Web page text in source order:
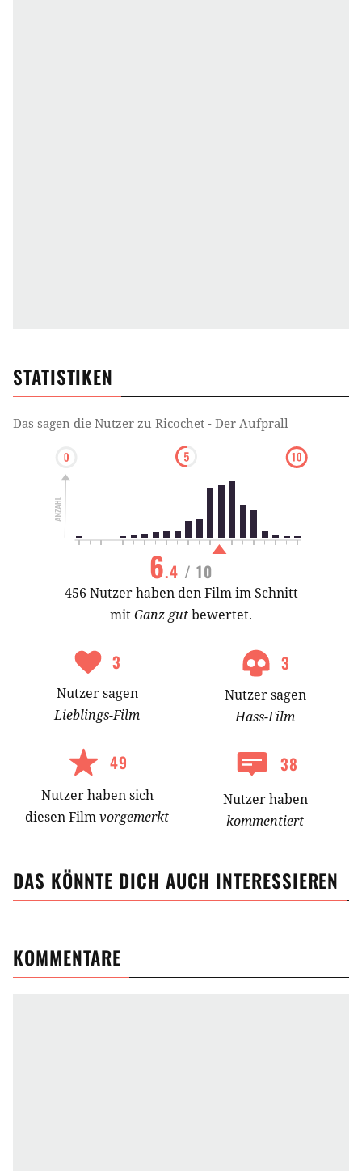
STATISTIKEN
Das sagen die Nutzer zu Ricochet - Der Aufprall
6.4 / 10
456 Nutzer haben den Film im Schnitt
mitGanz gutbewertet.
3
Nutzersagen
Lieblings-Film
3
Nutzersagen
Hass-Film
49
Nutzerhabensich
diesen Filmvorgemerkt
38
Nutzer haben
kommentiert
DAS KÖNNTE DICH AUCH INTERESSIEREN
KOMMENTARE